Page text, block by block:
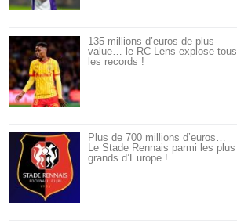
135 millions d’euros de plus-
value… le RC Lens explose tous
les records !
Plus de 700 millions d’euros…
Le Stade Rennais parmi les plus
grands d’Europe !